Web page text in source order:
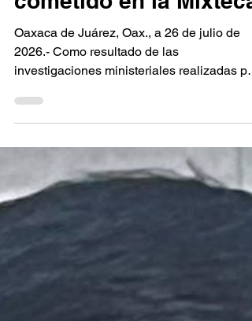
cometido en la Mixteca
Oaxaca de Juárez, Oax., a 26 de julio de
2026.- Como resultado de las
investigaciones ministeriales realizadas
Estado de Oaxaca (FGEO) ejecutó una
orden de aprehensión en contra de una
persona del sexo masculino identificada
responsabilidad en el delito de feminicidio,
cometido en agravio de D.A.Z.V. De